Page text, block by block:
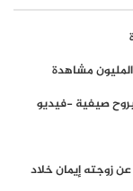
مشاهدة
صيفية -فيديو
زوجته إيمان خلاد